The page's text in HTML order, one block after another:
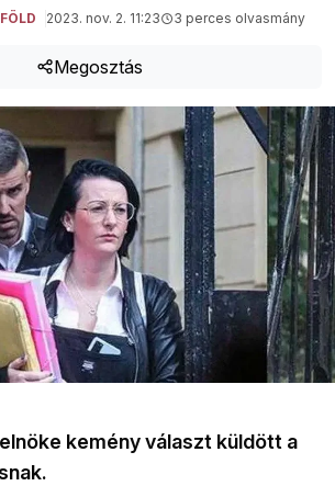
2023. nov. 2. 11:23 3 perces olvasmány
Megosztás
kemény választ küldött a